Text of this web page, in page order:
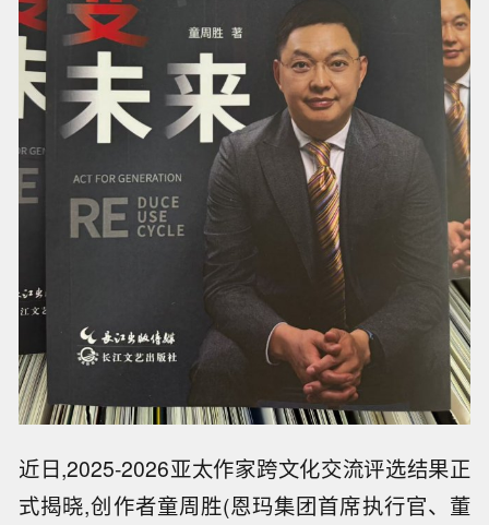
近日,2025-2026亚太作家跨文化交流评选结果正
式揭晓,创作者童周胜(恩玛集团首席执行官、董